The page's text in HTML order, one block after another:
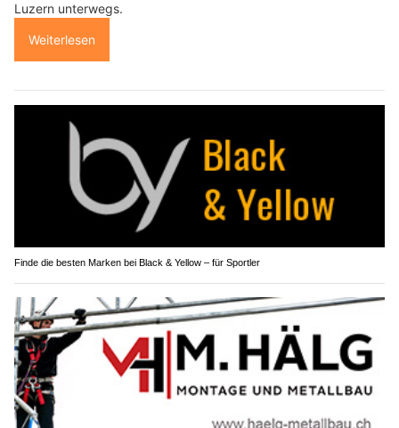
Luzern unterwegs.
Weiterlesen
Finde die besten Marken bei Black & Yellow – für Sportler